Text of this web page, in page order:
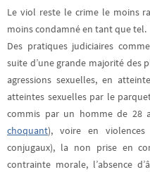
Le viol reste le crime le moins
moins condamné en tant que tel.
Des pratiques judiciaires
suite d’une grande majorité des
agressions sexuelles, en
atteintes sexuelles par le
commis par un homme de 28
choquant), voire en violences
conjugaux), la non prise en
contrainte morale, l’absence